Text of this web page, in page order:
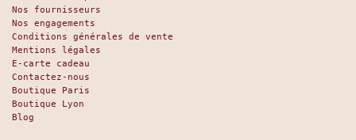
Nos fournisseurs
Nos engagements
Conditions générales de vente
Mentions légales
E-carte cadeau
Contactez-nous
Boutique Paris
Boutique Lyon
Blog